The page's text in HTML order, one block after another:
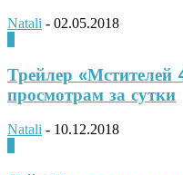
Natali - 02.05.2018
Трейлер «Мстителей
просмотрам за сутки
Natali - 10.12.2018